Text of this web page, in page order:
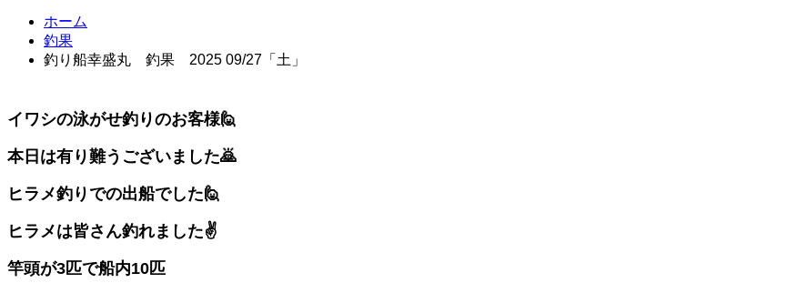
ホーム
釣果
釣り船幸盛丸 釣果 2025 09/27「土」
イワシの泳がせ釣りのお客様🙋
本日は有り難うございました🙇
ヒラメ釣りでの出船でした🙋
ヒラメは皆さん釣れました✌️
竿頭が3匹で船内10匹